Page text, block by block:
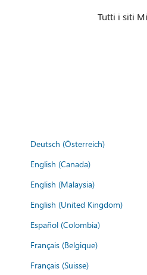
Tutti i siti
Deutsch (Österreich)
English (Canada)
English (Malaysia)
English (United Kingdom)
Español (Colombia)
Français (Belgique)
Français (Suisse)